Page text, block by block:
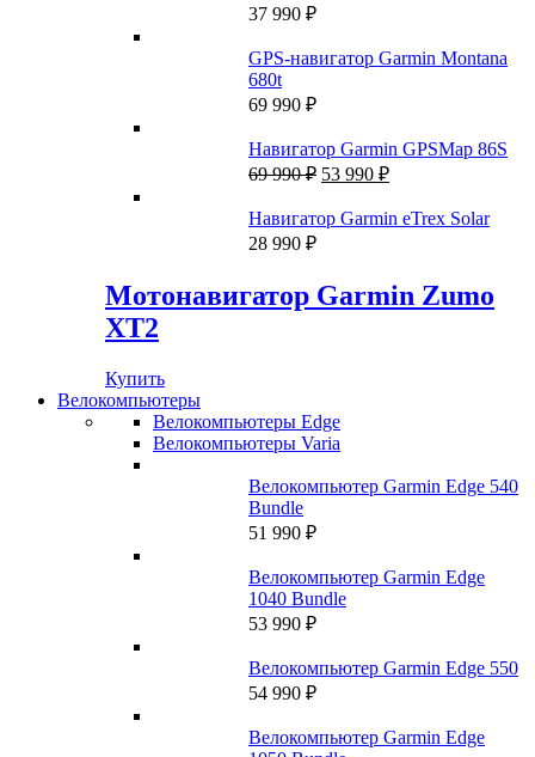
37 990 ₽
GPS-навигатор Garmin Montana
680t
69 990 ₽
Навигатор Garmin GPSMap 86S
69 990₽ Первоначальная
составляла
69
53 990 ₽Текущая
53
Навигатор Garmin eTrex Solar
28 990 ₽
Мотонавигатор Garmin Zumo
XT2
Купить
Велокомпьютеры
Велокомпьютеры Edge
Велокомпьютеры Varia
Велокомпьютер Garmin Edge 540
Bundle
51 990 ₽
Велокомпьютер Garmin Edge
1040 Bundle
53 990 ₽
Велокомпьютер Garmin Edge 550
54 990 ₽
Велокомпьютер Garmin Edge